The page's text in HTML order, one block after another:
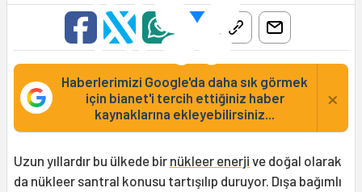
Haberlerimizi Google'da daha sık görmek
için bianet'i tercih ettiğiniz haber
kaynaklarına ekleyebilirsiniz...
×
Uzun yıllardır bu ülkede bir nükleer enerji ve doğal olarak
da nükleer santral konusu tartışılıp duruyor. Dışa bağımlı